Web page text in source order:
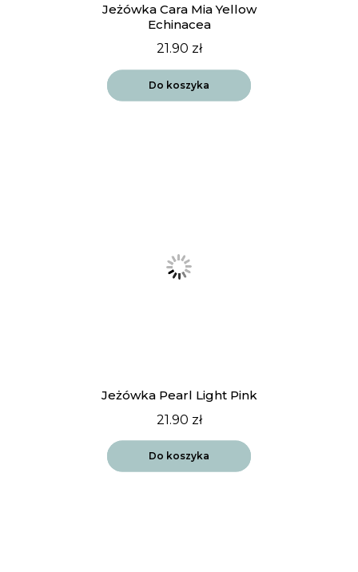
Jeżówka Cara Mia Yellow
Echinacea
21.90 zł
Do koszyka
Jeżówka Pearl Light Pink
21.90 zł
Do koszyka